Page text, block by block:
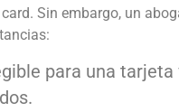
Sin embargo, un
para una